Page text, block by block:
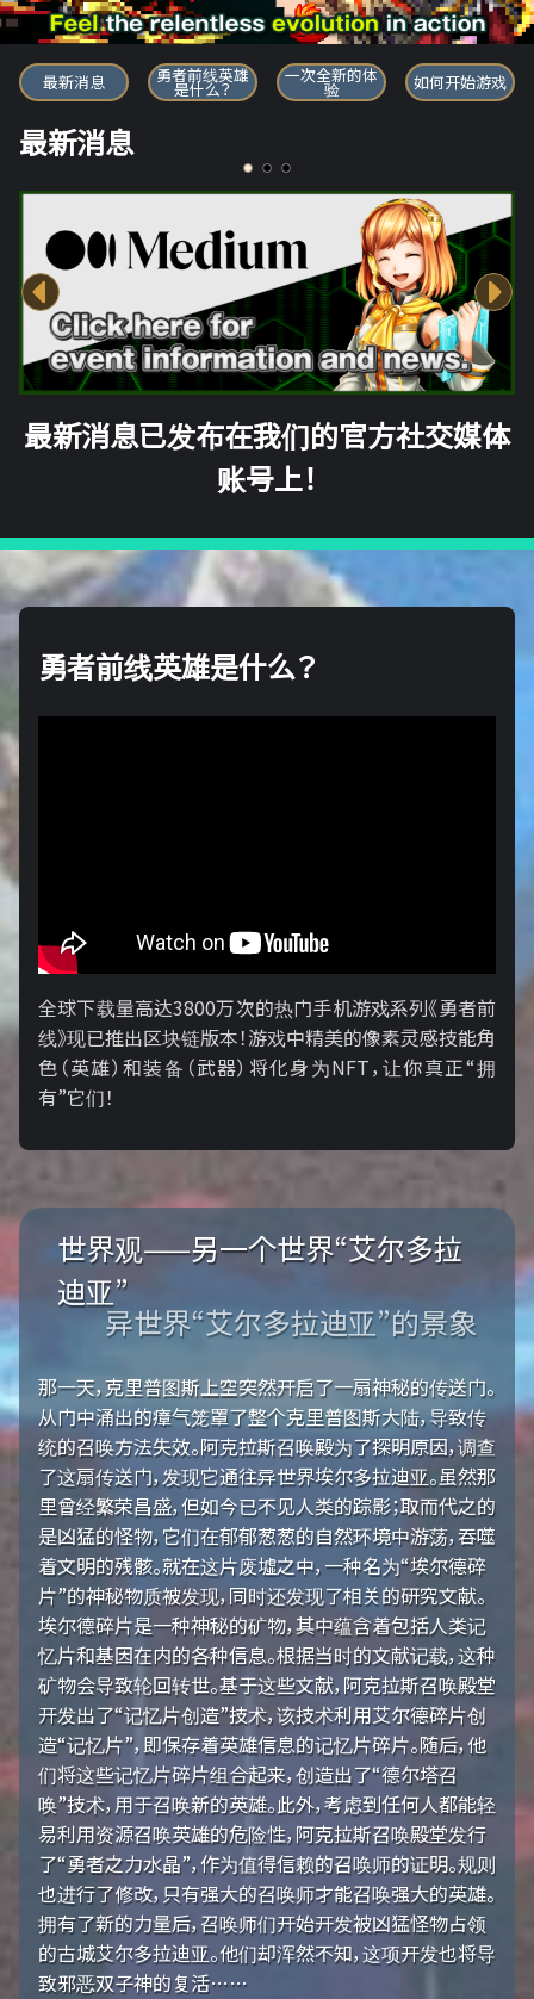
勇者前线英雄
最新消息 勇者前线英雄
是什么？
一次全新的体
验 如何开始游戏
最新消息
最新消息已发布在我们的官方社交媒体
账号上！
勇者前线英雄是什么？
全球下载量高达3800万次的热门手机游戏系列《勇者前
线》现已推出区块链版本！游戏中精美的像素灵感技能角
色（英雄）和装备（武器）将化身为NFT，让你真正“拥
有”它们！
世界观——另一个世界“艾尔多拉
迪亚”
异世界“艾尔多拉迪亚”的景象
那一天，克里普图斯上空突然开启了一扇神秘的传送门。
从门中涌出的瘴气笼罩了整个克里普图斯大陆，导致传
统的召唤方法失效。阿克拉斯召唤殿为了探明原因，调查
了这扇传送门，发现它通往异世界埃尔多拉迪亚。虽然那
里曾经繁荣昌盛，但如今已不见人类的踪影；取而代之的
是凶猛的怪物，它们在郁郁葱葱的自然环境中游荡，吞噬
着文明的残骸。就在这片废墟之中，一种名为“埃尔德碎
片”的神秘物质被发现，同时还发现了相关的研究文献。
埃尔德碎片是一种神秘的矿物，其中蕴含着包括人类记
忆片和基因在内的各种信息。根据当时的文献记载，这种
矿物会导致轮回转世。基于这些文献，阿克拉斯召唤殿堂
开发出了“记忆片创造”技术，该技术利用艾尔德碎片创
造“记忆片”，即保存着英雄信息的记忆片碎片。随后，他
们将这些记忆片碎片组合起来，创造出了“德尔塔召
唤”技术，用于召唤新的英雄。此外，考虑到任何人都能轻
易利用资源召唤英雄的危险性，阿克拉斯召唤殿堂发行
了“勇者之力水晶”，作为值得信赖的召唤师的证明。规则
也进行了修改，只有强大的召唤师才能召唤强大的英雄。
拥有了新的力量后，召唤师们开始开发被凶猛怪物占领
的古城艾尔多拉迪亚。他们却浑然不知，这项开发也将导
致邪恶双子神的复活……